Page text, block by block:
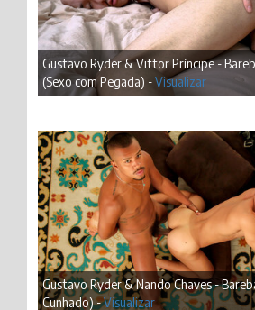
Gustavo Ryder & Vittor Príncipe -
(Sexo com Pegada) -Visualizar
Gustavo Ryder & Nando Chaves -
Cunhado) -Visualizar